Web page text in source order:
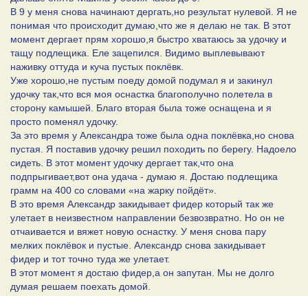
В 9 у меня снова начинают дергать,но результат нулевой. Я не
понимая что происходит думаю,что же я делаю не так. В этот
момент дергает прям хорошо,я быстро хватаюсь за удочку и
тащу подлещика. Еле зацепился. Видимо выплевывают
наживку оттуда и куча пустых поклёвк.
Уже хорошо,не пустым поеду домой подумал я и закинул
удочку так,что вся моя оснастка благополучно полетела в
сторону камышей. Благо вторая была тоже оснащена и я
просто поменял удочку.
За это время у Александра тоже была одна поклёвка,но снова
пустая. Я поставив удочку решил походить по берегу. Надоело
сидеть. В этот момент удочку дергает так,что она
подпрыгивает,вот она удача - думаю я. Достаю подлещика
грамм на 400 со словами «на жарку пойдёт».
В это время Александр закидывает фидер который так же
улетает в неизвестном направлении безвозвратно. Но он не
отчаивается и вяжет новую оснастку. У меня снова пару
мелких поклёвок и пустые. Александр снова закидывает
фидер и тот точно туда же улетает.
В этот момент я достаю фидер,а он запутан. Мы не долго
думая решаем поехать домой.